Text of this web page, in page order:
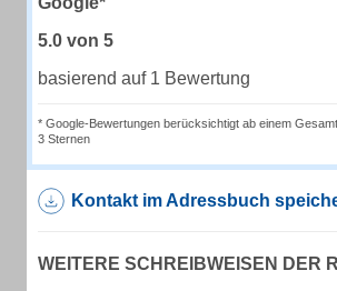
5.0 von 5
basierend auf 1 Bewertung
* Google-Bewertungen berücksichtigt ab einem
3 Sternen
Kontakt im Adressbuch
WEITERE SCHREIBWEISEN DER